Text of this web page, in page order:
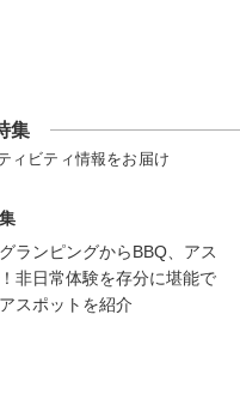
集
ィビティ情報をお届け
ランピングからBBQ、アス
非日常体験を存分に堪能で
スポットを紹介